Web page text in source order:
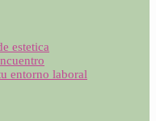
estetica
entorno laboral